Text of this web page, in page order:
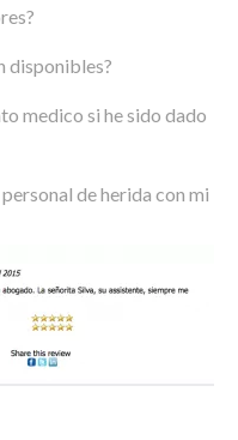
disponibles?
medico si he sido dado
de herida con mi